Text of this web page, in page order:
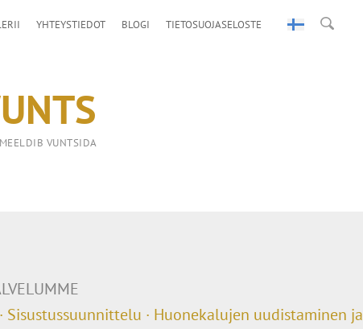
YHTEYSTIEDOT BLOGI TIETOSUOJASELOSTE
VUNTSIDA
· Huonekalujen uudistaminen ja